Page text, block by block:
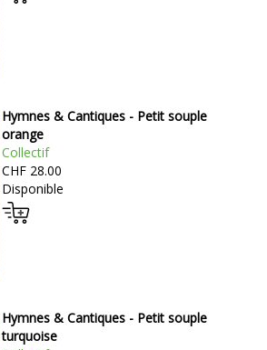
Hymnes & Cantiques - Petit souple
orange
Collectif
CHF 28.00
Disponible
Hymnes & Cantiques - Petit souple
turquoise